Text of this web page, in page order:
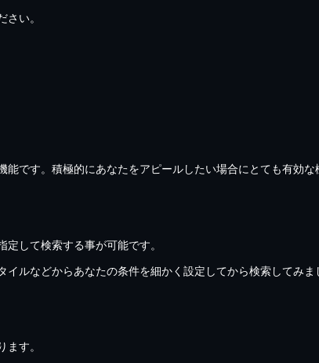
い。
です。積極的にあなたをアピールしたい場合にとても有効な
して検索する事が可能です。
ルなどからあなたの条件を細かく設定してから検索してみま
す。